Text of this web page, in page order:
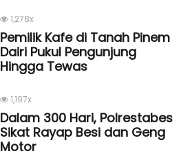
1,278x
Pemilik Kafe di Tanah Pinem
Dairi Pukul Pengunjung
Hingga Tewas
1,197x
Dalam 300 Hari, Polrestabes
Sikat Rayap Besi dan Geng
Motor